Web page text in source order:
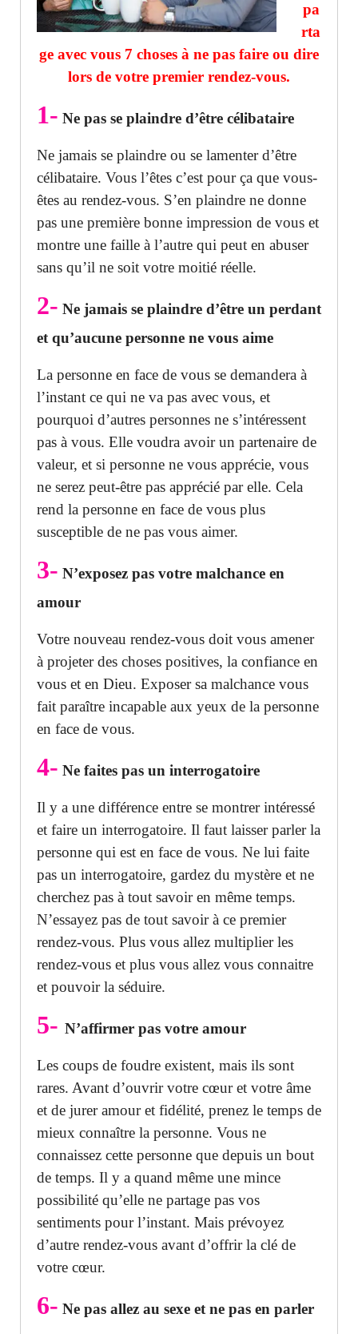
pa
rta
ge avec vous 7 choses à ne pas faire ou dire
lors de votre premier rendez-vous.
1- Ne pas se plaindre d’être célibataire
Ne jamais se plaindre ou se lamenter d’être
célibataire. Vous l’êtes c’est pour ça que vous-
êtes au rendez-vous. S’en plaindre ne donne
pas une première bonne impression de vous et
montre une faille à l’autre qui peut en abuser
sans qu’il ne soit votre moitié réelle.
2- Ne jamais se plaindre d’être un perdant
et qu’aucune personne ne vous aime
La personne en face de vous se demandera à
l’instant ce qui ne va pas avec vous, et
pourquoi d’autres personnes ne s’intéressent
pas à vous. Elle voudra avoir un partenaire de
valeur, et si personne ne vous apprécie, vous
ne serez peut-être pas apprécié par elle. Cela
rend la personne en face de vous plus
susceptible de ne pas vous aimer.
3- N’exposez pas votre malchance en
amour
Votre nouveau rendez-vous doit vous amener
à projeter des choses positives, la confiance en
vous et en Dieu. Exposer sa malchance vous
fait paraître incapable aux yeux de la personne
en face de vous.
4- Ne faites pas un interrogatoire
Il y a une différence entre se montrer intéressé
et faire un interrogatoire. Il faut laisser parler la
personne qui est en face de vous. Ne lui faite
pas un interrogatoire, gardez du mystère et ne
cherchez pas à tout savoir en même temps.
N’essayez pas de tout savoir à ce premier
rendez-vous. Plus vous allez multiplier les
rendez-vous et plus vous allez vous connaitre
et pouvoir la séduire.
5- N’affirmer pas votre amour
Les coups de foudre existent, mais ils sont
rares. Avant d’ouvrir votre cœur et votre âme
et de jurer amour et fidélité, prenez le temps de
mieux connaître la personne. Vous ne
connaissez cette personne que depuis un bout
de temps. Il y a quand même une mince
possibilité qu’elle ne partage pas vos
sentiments pour l’instant. Mais prévoyez
d’autre rendez-vous avant d’offrir la clé de
votre cœur.
6- Ne pas allez au sexe et ne pas en parler